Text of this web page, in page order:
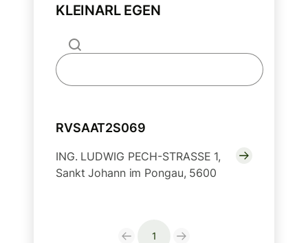
KLEINARL EGEN
RVSAAT2S069
ING. LUDWIG PECH-STRASSE 1,
Sankt Johann im Pongau, 5600
1